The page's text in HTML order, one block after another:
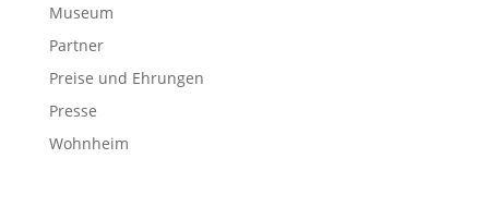
Museum
Partner
Preise und Ehrungen
Presse
Wohnheim